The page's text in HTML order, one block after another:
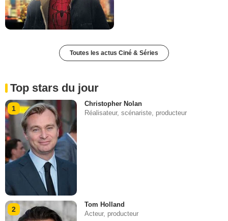
Toutes les actus Ciné & Séries
Top stars du jour
1
Christopher Nolan
Réalisateur, scénariste, producteur
2
Tom Holland
Acteur, producteur